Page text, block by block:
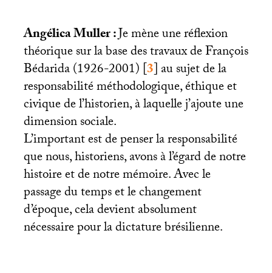
Angélica Muller :Je mène une réflexion
théorique sur la base des travaux de François
Bédarida (1926-2001)[3]au sujet de la
responsabilité méthodologique, éthique et
civique de l’historien, à laquelle j’ajoute une
dimension sociale.
L’important est de penser la responsabilité
que nous, historiens, avons à l’égard de notre
histoire et de notre mémoire. Avec le
passage du temps et le changement
d’époque, cela devient absolument
nécessaire pour la dictature brésilienne.